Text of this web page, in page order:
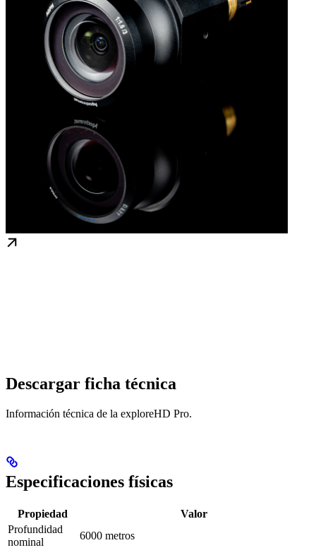
Descargar ficha técnica
Información técnica de la exploreHD Pro.
Especificaciones físicas
Propiedad
Valor
Profundidad
nominal
6000 metros